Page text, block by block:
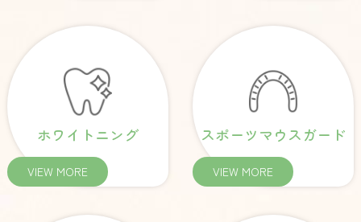
ホワイトニング
VIEW MORE
スポーツマウスガード
VIEW MORE